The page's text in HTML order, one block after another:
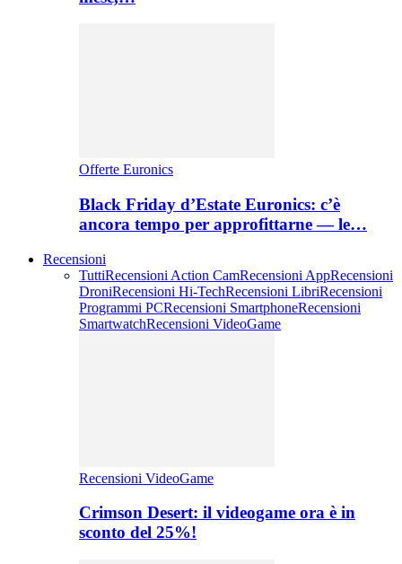
Offerte Euronics
Black Friday d’Estate Euronics: c’è
ancora tempo per approfittarne — le…
Recensioni
TuttiRecensioni Action CamRecensioni AppRecensioni
DroniRecensioni Hi-TechRecensioni LibriRecensioni
Programmi PCRecensioni SmartphoneRecensioni
SmartwatchRecensioni VideoGame
Recensioni VideoGame
Crimson Desert: il videogame ora è in
sconto del 25%!